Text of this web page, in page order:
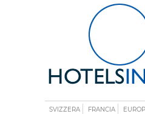
SVIZZERA FRANCIA